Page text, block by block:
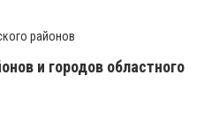
районов
и городов областного